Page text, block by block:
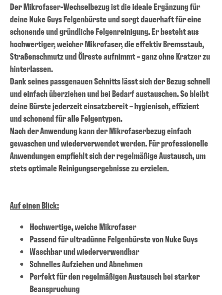
Der Mikrofaser-Wechselbezug ist die ideale Ergänzung für
deine Nuke Guys Felgenbürste und sorgt dauerhaft für eine
schonende und gründliche Felgenreinigung. Er besteht aus
hochwertiger, weicher Mikrofaser, die effektiv Bremsstaub,
Straßenschmutz und Ölreste aufnimmt – ganz ohne Kratzer zu
hinterlassen.
Dank seines passgenauen Schnitts lässt sich der Bezug schnell
und einfach überziehen und bei Bedarf austauschen. So bleibt
deine Bürste jederzeit einsatzbereit – hygienisch, effizient
und schonend für alle Felgentypen.
Nach der Anwendung kann der Mikrofaserbezug einfach
gewaschen und wiederverwendet werden. Für professionelle
Anwendungen empfiehlt sich der regelmäßige Austausch, um
stets optimale Reinigungsergebnisse zu erzielen.
Auf einen Blick:
Hochwertige, weiche Mikrofaser
Passend für ultradünne Felgenbürste von Nuke Guys
Waschbar und wiederverwendbar
Schnelles Aufziehen und Abnehmen
Perfekt für den regelmäßigen Austausch bei starker
Beanspruchung